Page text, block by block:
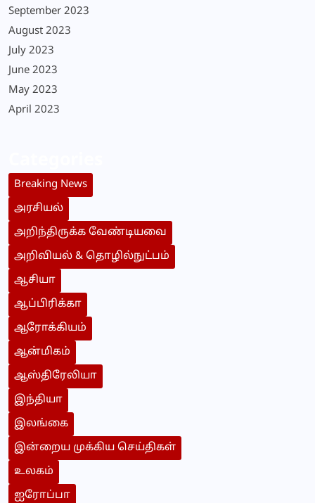
September 2023
August 2023
July 2023
June 2023
May 2023
April 2023
Breaking News
அரசியல்
அறிந்திருக்க வேண்டியவை
அறிவியல் & தொழில்நுட்பம்
ஆசியா
ஆப்பிரிக்கா
ஆரோக்கியம்
ஆன்மிகம்
ஆஸ்திரேலியா
இந்தியா
இலங்கை
இன்றைய முக்கிய செய்திகள்
உலகம்
ஐரோப்பா